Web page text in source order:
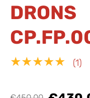
DRONS
★★★★★ (1)